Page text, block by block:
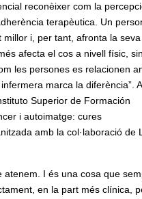
reconèixer com la
terapèutica. Un
i, per tant, afronta la seva
afecta el cos a nivell físic,
les persones es relacionen
marca la diferència”.
Superior de Formación
i autoimatge: cures
amb la col·laboració de
atenem. I és una cosa que
en la part més clínica,